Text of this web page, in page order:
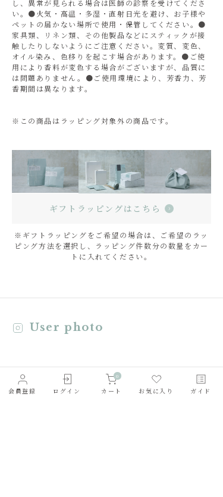
会員登録 ログイン
0
カート お気に入り ガイド
し、異常が見られる場合は医師の診察を受けてくださ
い。●火気・高温・多湿・直射日光を避け、お子様や
ペットの届かない場所で使用・保管してください。●
家具類、リネン類、その他製品などにスティックが接
触したりしないようにご注意ください。変質、変色、
オイル染み、色移りを起こす場合があります。●ご使
用により香料が変色する場合がございますが、品質に
は問題ありません。●ご使用環境により、芳香力、芳
香期間は異なります。
※この商品はラッピング対象外の商品です。
ギフトラッピングはこちら
※ギフトラッピングをご希望の場合は、ご希望のラッ
ピング方法を選択し、ラッピング件数分の数量をカー
トに入れてください。
User photo